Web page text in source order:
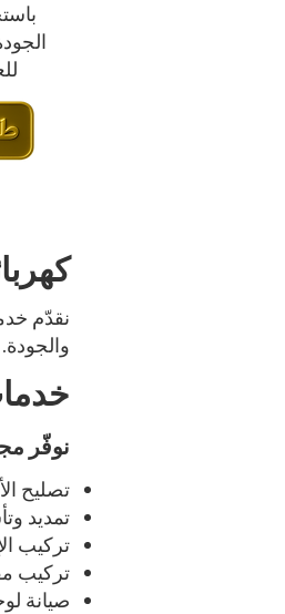
نقدّم
نوفّر
تصليح
تمديد
تركيب
تركيب
صيانة